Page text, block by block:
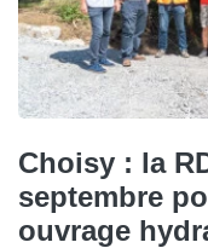
Choisy : la
septembre
ouvrage